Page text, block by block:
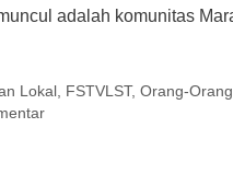
adalah komunitas
Lokal FSTVLST,Orang-